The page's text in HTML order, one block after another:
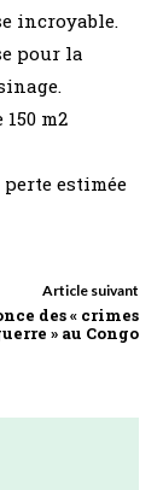
incroyable.
pour la
m2
estimée
Article suivant
des « crimes
» au Congo